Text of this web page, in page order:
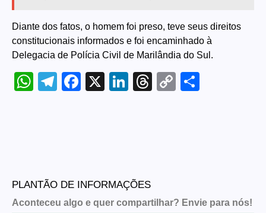
Diante dos fatos, o homem foi preso, teve seus direitos
constitucionais informados e foi encaminhado à
Delegacia de Polícia Civil de Marilândia do Sul.
WhatsApp
Telegram
Facebook
X LinkedIn
Threads
Copy
PLANTÃO DE INFORMAÇÕES
Aconteceu algo e quer compartilhar? Envie para nós!